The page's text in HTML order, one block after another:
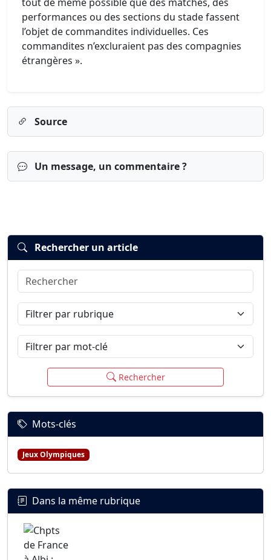
performances ou des sections du stade fassent
l’objet de commandites individuelles. Ces
commandites n’excluraient pas des compagnies
étrangères ».
Source
Un message, un commentaire ?
Connexion
Rechercher un article
Rechercher
Filtrer par rubrique
Filtrer par mot-clé
Rechercher
Mots-clés
Jeux Olympiques
Dans la même rubrique